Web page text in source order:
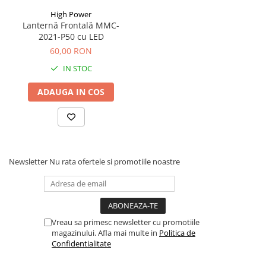
Fixarea se realizează prin chingi elastice reglabile, care
permit mularea pe circumferința capului sau peste
Specificații tehnice:
Sursă de lumină: 1 x LED T6
Moduri de funcționare: Intens, Economic, Intermitent
(Stroboscop)
Încărcare: 220v și auto 12v
Material bandă: Material textil elastic, reglabil
Grad de protecție: Rezistență la stropi de apă și
umiditate
High Power
Lanternă Frontală MMC-
2021-P50 cu LED
60,00 RON
IN STOC
ADAUGA IN COS
Newsletter Nu rata ofertele si promotiile noastre
Vreau sa primesc newsletter cu promotiile
magazinului. Afla mai multe in Politica de
Confidentialitate